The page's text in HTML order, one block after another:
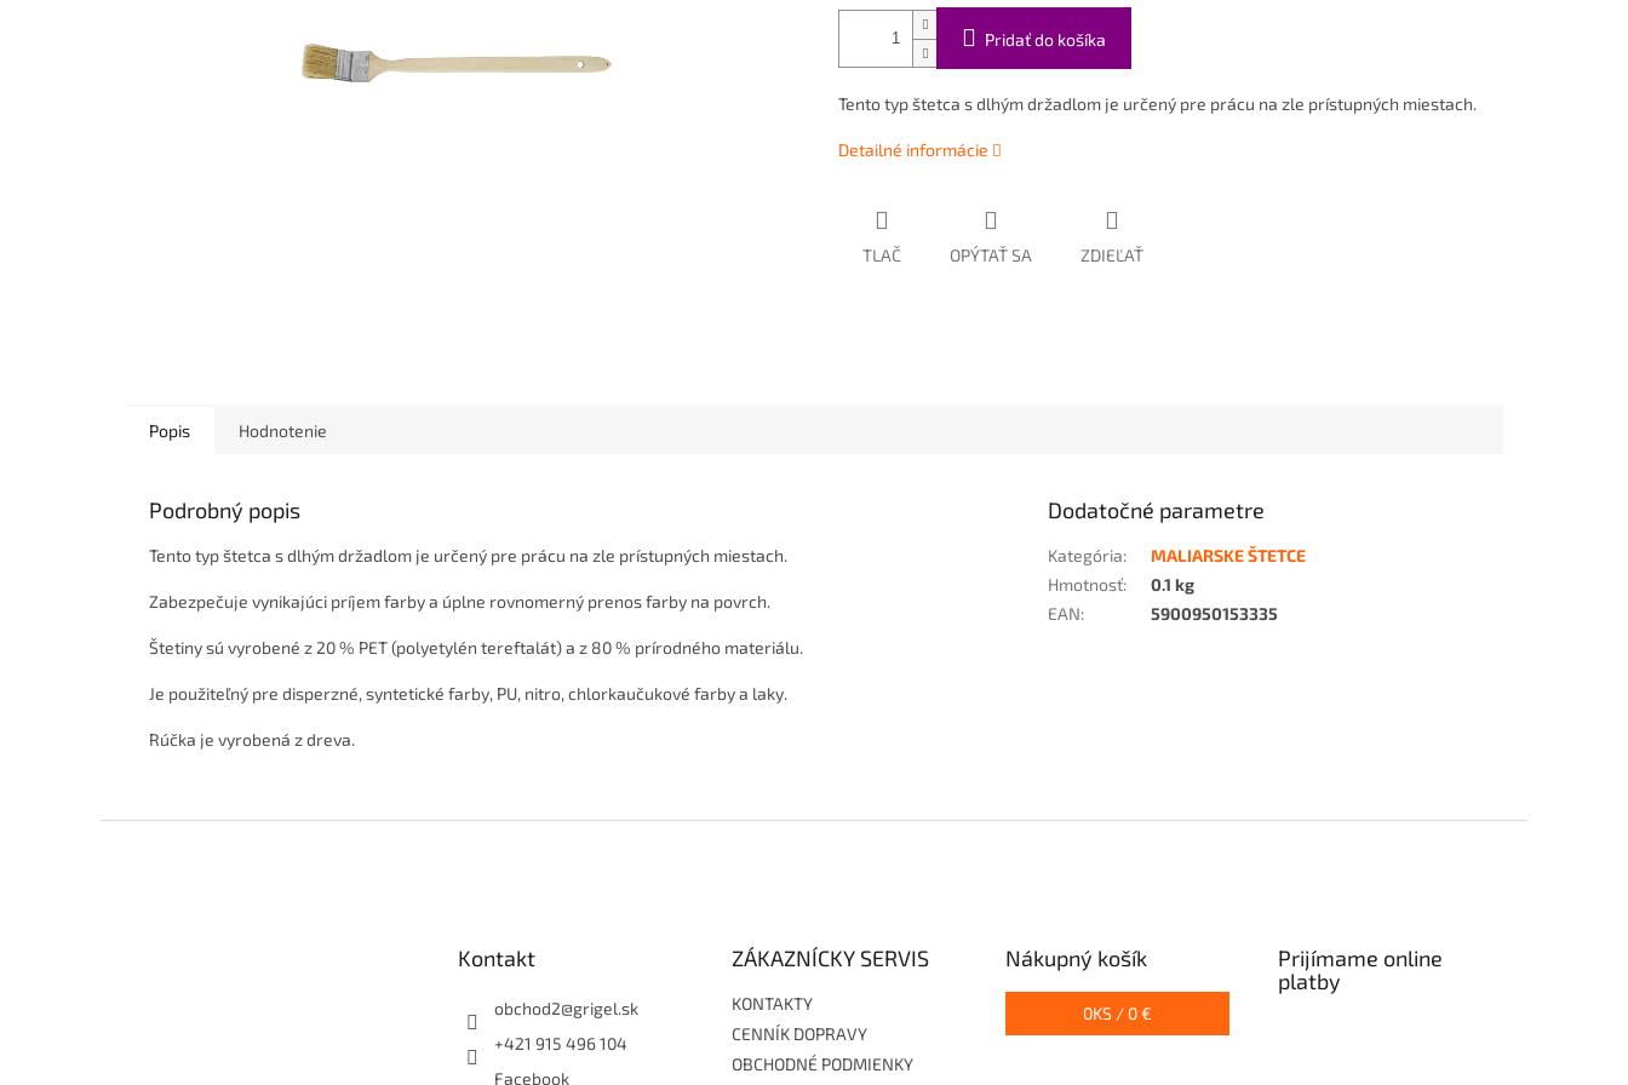
Pridať do košíka
Tento typ štetca s dlhým držadlom je určený pre prácu na zle prístupných miestach.
Detailné informácie
TLAČ OPÝTAŤ SA ZDIEĽAŤ
Popis Hodnotenie
Podrobný popis
Tento typ štetca s dlhým držadlom je určený pre prácu na zle prístupných miestach.
Zabezpečuje vynikajúci príjem farby a úplne rovnomerný prenos farby na povrch.
Štetiny sú vyrobené z 20 % PET (polyetylén tereftalát) a z 80 % prírodného materiálu.
Je použiteľný pre disperzné, syntetické farby, PU, nitro, chlorkaučukové farby a laky.
Rúčka je vyrobená z dreva.
Dodatočné parametre
Kategória:
MALIARSKE ŠTETCE
Hmotnosť:
0.1 kg
EAN: 5900950153335
Kontakt
obchod2@grigel.sk
+421 915 496 104
Facebook
ZÁKAZNÍCKY SERVIS
KONTAKTY
CENNÍK DOPRAVY
OBCHODNÉ PODMIENKY
Nákupný košík
0KS / 0 €
Prijímame online
platby